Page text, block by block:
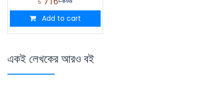
Add to cart
একই লেখকের আরও বই